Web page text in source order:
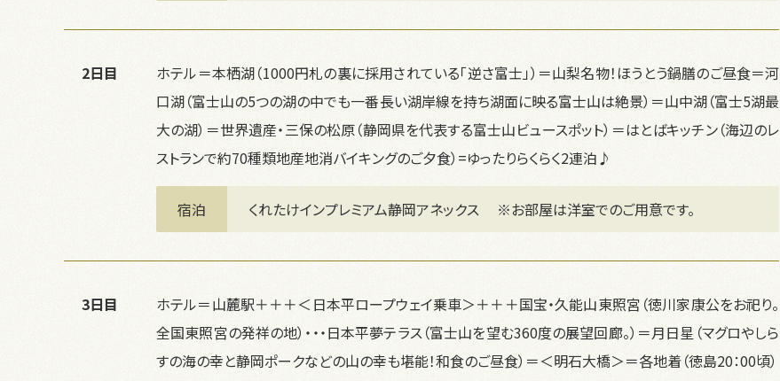
2日目
ホテル＝本栖湖（1000円札の裏に採用されている「逆さ富士」）＝山梨名物！ほうとう鍋膳のご昼食＝河
口湖（富士山の5つの湖の中でも一番長い湖岸線を持ち湖面に映る富士山は絶景）＝山中湖（富士5湖最
大の湖）＝世界遺産・三保の松原（静岡県を代表する富士山ビュースポット）＝はとばキッチン（海辺のレ
ストランで約70種類地産地消バイキングのご夕食）=ゆったりらくらく2連泊♪
宿泊 くれたけインプレミアム静岡アネックス 　※お部屋は洋室でのご用意です。
3日目
ホテル＝山麓駅＋＋＋＜日本平ロープウェイ乗車＞＋＋＋国宝・久能山東照宮（徳川家康公をお祀り。
全国東照宮の発祥の地）・・・日本平夢テラス（富士山を望む360度の展望回廊。）＝月日星（マグロやしら
すの海の幸と静岡ポークなどの山の幸も堪能！和食のご昼食）＝＜明石大橋＞＝各地着（徳島20：00頃）